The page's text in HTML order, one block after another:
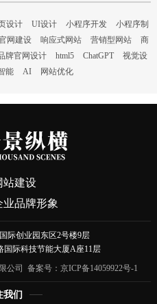
设计 UI设计 小程序开发
小程序制
网建设 响应式网站 营销型网站
商
牌官网设计 html5 ChatGPT
视觉设
能 AI 网站优化
站建设
业品牌形象
际创业园东区2号楼9层
国际科技节能大厦A座11层
公司 备案号： 京ICP备14059922号-1
我们